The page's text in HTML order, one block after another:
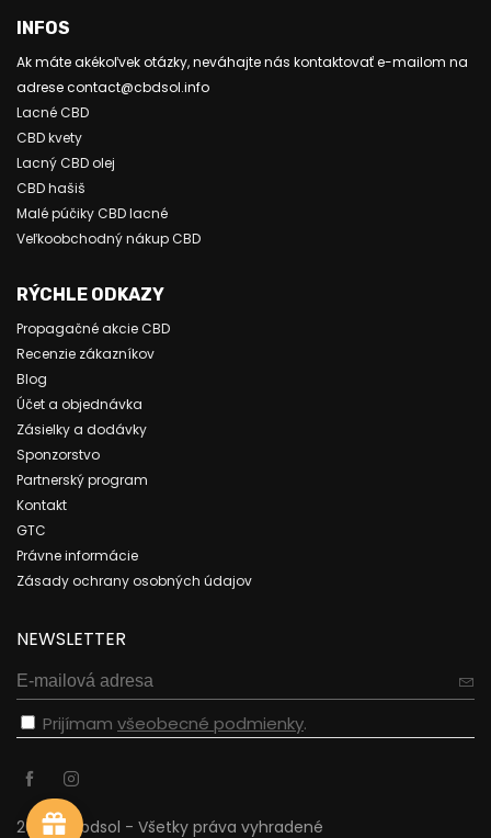
INFOS
Ak máte akékoľvek otázky, neváhajte nás kontaktovať e-mailom na
adrese contact@cbdsol.info
Lacné CBD
CBD kvety
Lacný CBD olej
CBD hašiš
Malé púčiky CBD lacné
Veľkoobchodný nákup CBD
RÝCHLE ODKAZY
Propagačné akcie CBD
Recenzie zákazníkov
Blog
Účet a objednávka
Zásielky a dodávky
Sponzorstvo
Partnerský program
Kontakt
GTC
Právne informácie
Zásady ochrany osobných údajov
NEWSLETTER
Prijímam všeobecné podmienky.
2023 - cbdsol - Všetky práva vyhradené